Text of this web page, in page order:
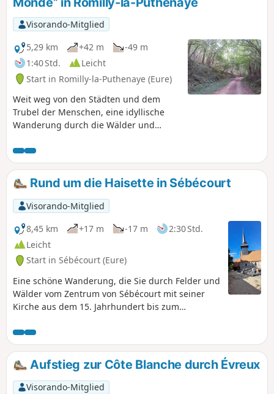
Visorando-Mitglied
5,29 km
+42 m
-49 m
1:40 Std.
Leicht
Start in Romilly-la-Puthenaye (Eure)
Weit weg von den Städten und dem
Trubel der Menschen, eine idyllische
Wanderung durch die Wälder und
Place de la Noë, 2 km vom Dorf Romilly-
la-Puthenaye entfernt, bieten die
überwiegend durch Wälder führenden
Wege einen sehr angenehmen
Spaziergang bis zur alten Mühle von
Bougy im Tal der Risle.
Rund um die Haisette in Sébécourt
Visorando-Mitglied
8,45 km
+17 m -17 m
2:30 Std.
Leicht
Start in Sébécourt (Eure)
Eine schöne Wanderung, die Sie durch Felder und
Wälder vom Zentrum von Sébécourt mit seiner
Kirche aus dem 15. Jahrhundert bis zum
des Waldes führt.
Aufstieg zur Côte Blanche durch Évreux
Visorando-Mitglied